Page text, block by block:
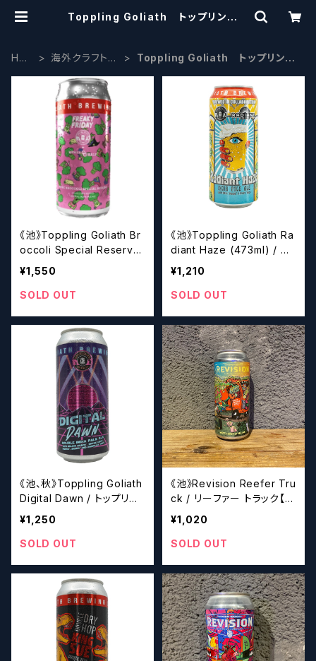
Toppling Goliath トップリンゴラ
HO
海外クラフトビ
Toppling Goliath トップリンゴ
《池》Toppling Goliath Br
occoli Special Reserve
(OtherHalfコラボ) (473m
l) / ブロッコリースペシャル
リザーブ【クラフトビール】
¥1,550
SOLD OUT
《池》Toppling Goliath Ra
diant Haze (473ml) / レ
ディアント ヘイズ【クラフト
ビール】
¥1,210
SOLD OUT
《池、秋》Toppling Goliath
Digital Dawn / トップリン
グ ゴライアス デジタル ドー
ン【クラフトビール】
¥1,250
SOLD OUT
《池》Revision Reefer Tru
ck / リーファー トラック【ク
ラフトビール】
¥1,020
SOLD OUT